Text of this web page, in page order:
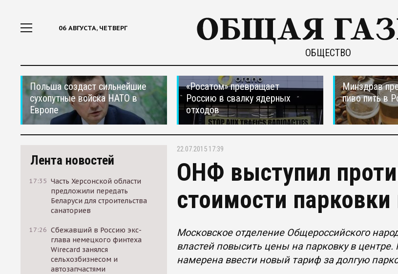
06 АВГУСТА, ЧЕТВЕРГ
ОБЩЕСТВО
Польша создаст сильнейшие
сухопутные войска НАТО в
Европе
«Росатом» превращает
Россию в свалку ядерных
отходов
Минздрав
пиво пить в
Лента новостей
17:35 Часть Херсонской области
предложили передать
Беларуси для строительства
санаториев
17:26 Сбежавший в Россию экс-
глава немецкого финтеха
Wirecard занялся
сельхозбизнесом и
автозапчастями
22.07.2015 17:39
ОНФ выступил
стоимости
Московское отделение Общероссийского
властей повысить цены на парковку в центре.
намерена ввести новый тариф за долгую